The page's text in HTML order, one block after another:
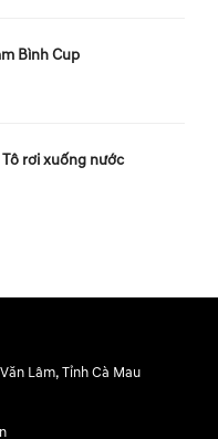
Bình Cup
rơi xuống nước
Lâm, Tỉnh Cà Mau